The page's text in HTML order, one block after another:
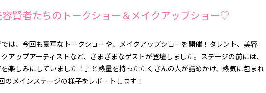
賢者たちのトークショー＆メイクアップショー♡
は、今回も豪華なトークショーや、メイクアップショーを開催！タレント、美容
アップアーティストなど、さまざまなゲストが登壇しました。ステージの前には、
を楽しみにしていました！」と熱量を持ったたくさんの人が詰めかけ、熱気に包まれ
のメインステージの様子をレポートします！